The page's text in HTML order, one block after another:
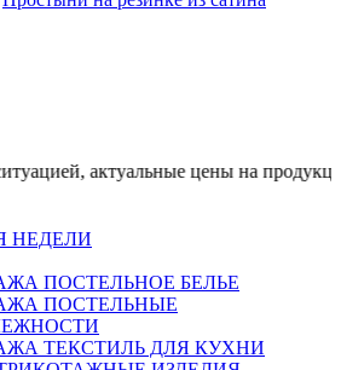
актуальные цены на
НЕДЕЛИ
ПОСТЕЛЬНОЕ БЕЛЬЕ
ПОСТЕЛЬНЫЕ
ТЕКСТИЛЬ ДЛЯ КУХНИ